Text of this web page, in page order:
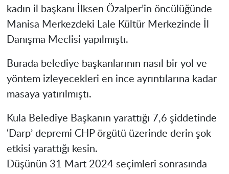
kadın il başkanı İlksen Özalper’in öncülüğünde
Manisa Merkezdeki Lale Kültür Merkezinde İl
Danışma Meclisi yapılmıştı.
Burada belediye başkanlarının nasıl bir yol ve
yöntem izleyecekleri en ince ayrıntılarına kadar
masaya yatırılmıştı.
Kula Belediye Başkanın yarattığı 7,6 şiddetinde
‘Darp’ depremi CHP örgütü üzerinde derin şok
etkisi yarattığı kesin.
Düşünün 31 Mart 2024 seçimleri sonrasında